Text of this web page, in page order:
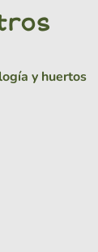
y huertos